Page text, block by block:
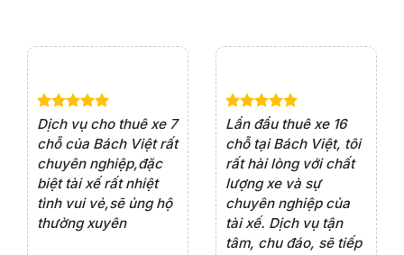
Dịch vụ cho thuê xe 7
chỗ của Bách Việt rất
chuyên nghiệp,đặc
biệt tài xế rất nhiệt
tình vui vẻ,sẽ ủng hộ
thường xuyên
Lần đầu thuê xe 16
chỗ tại Bách Việt, tôi
rất hài lòng với chất
lượng xe và sự
chuyên nghiệp của
tài xế. Dịch vụ tận
tâm, chu đáo, sẽ tiếp